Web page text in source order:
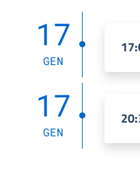
17
GEN
17
GEN